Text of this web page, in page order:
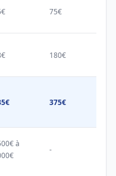
75€
180€
375€
à
-